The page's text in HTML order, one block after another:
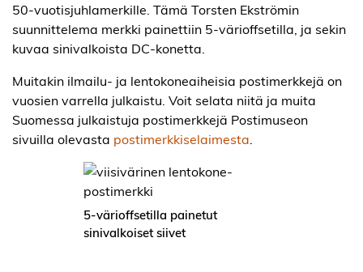
50-vuotisjuhlamerkille. Tämä Torsten Ekströmin
suunnittelema merkki painettiin 5-värioffsetilla, ja sekin
kuvaa sinivalkoista DC-konetta.
Muitakin ilmailu- ja lentokoneaiheisia postimerkkejä on
vuosien varrella julkaistu. Voit selata niitä ja muita
Suomessa julkaistuja postimerkkejä Postimuseon
sivuilla olevasta postimerkkiselaimesta
5-värioffsetilla painetut
sinivalkoiset siivet